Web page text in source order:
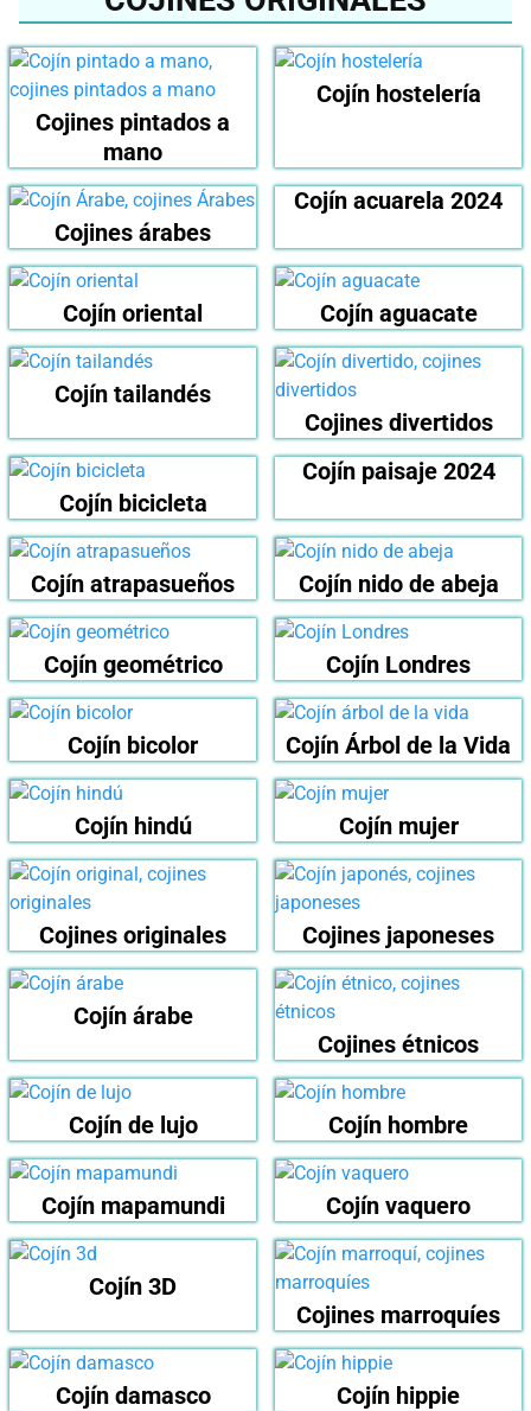
Cojines pintados a
mano
Cojín hostelería
Cojines árabes
Cojín acuarela 2024
Cojín oriental Cojín aguacate
Cojín tailandés
Cojines divertidos
Cojín bicicleta
Cojín paisaje 2024
Cojín atrapasueños Cojín nido de abeja
Cojín geométrico Cojín Londres
Cojín bicolor Cojín Árbol de la Vida
Cojín hindú Cojín mujer
Cojines originales Cojines japoneses
Cojín árabe
Cojines étnicos
Cojín de lujo Cojín hombre
Cojín mapamundi Cojín vaquero
Cojín 3D
Cojines marroquíes
Cojín damasco Cojín hippie